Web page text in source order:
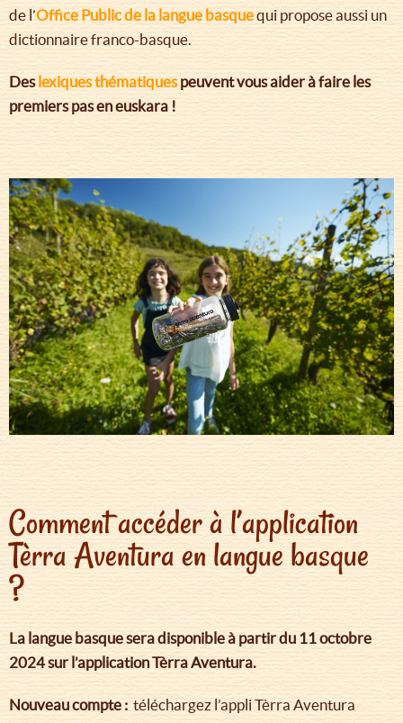
de l’Office Public de la langue basquequi propose aussi un
dictionnaire franco-basque.
Deslexiques thématiquespeuvent vous aider à faire les
premiers pas en euskara !
Comment accéder à l’application
Tèrra Aventura en langue basque
?
La langue basque sera disponible à partir du 11 octobre
2024 sur l’application Tèrra Aventura.
Nouveau compte : téléchargez l’appli Tèrra Aventura